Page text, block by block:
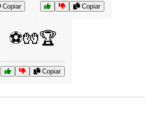
Copiar Copiar
⚽🧤🏆
Copiar